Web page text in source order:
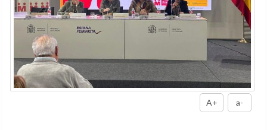
A+ a-